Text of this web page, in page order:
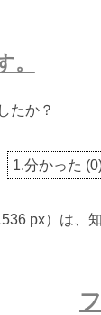
。
たか？
1.分かった (0
px）は、